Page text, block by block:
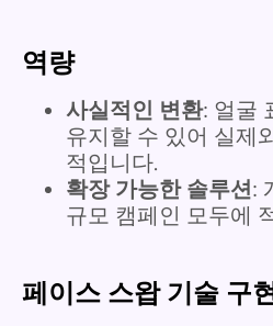
역량
사실적인 변환: 얼굴
유지할 수 있어 실제
적입니다.
확장 가능한 솔루션:
규모 캠페인 모두에
페이스 스왑 기술 구